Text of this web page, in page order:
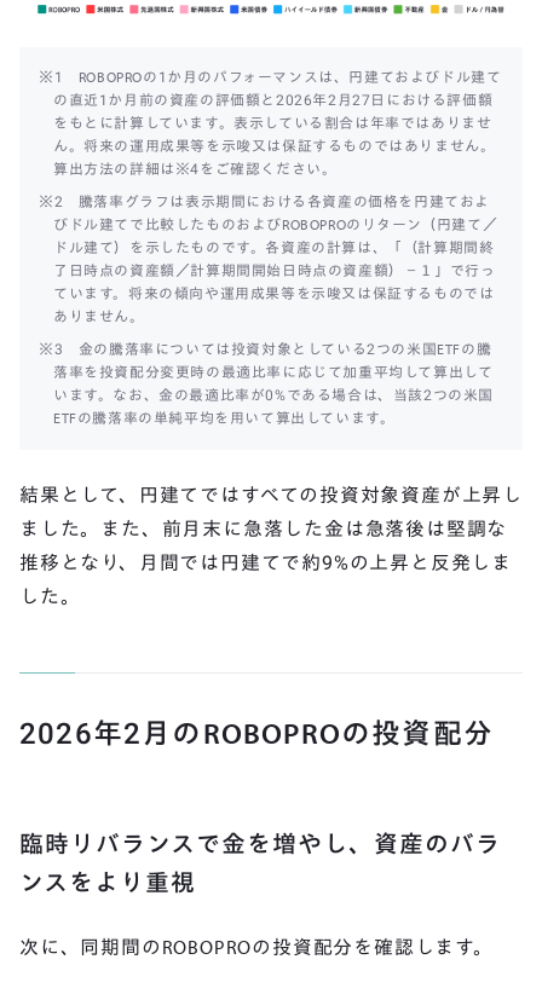
※1 ROBOPROの1か月のパフォーマンスは、円建ておよびドル建て
の直近1か月前の資産の評価額と2026年2月27日における評価額
をもとに計算しています。表示している割合は年率ではありませ
ん。将来の運用成果等を示唆又は保証するものではありません。
算出方法の詳細は※4をご確認ください。
※2 騰落率グラフは表示期間における各資産の価格を円建ておよ
びドル建てで比較したものおよびROBOPROのリターン（円建て／
ドル建て）を示したものです。各資産の計算は、「（計算期間終
了日時点の資産額／計算期間開始日時点の資産額）－１」で行っ
ています。将来の傾向や運用成果等を示唆又は保証するものでは
ありません。
※3 金の騰落率については投資対象としている2つの米国ETFの騰
落率を投資配分変更時の最適比率に応じて加重平均して算出して
います。なお、金の最適比率が0%である場合は、当該2つの米国
ETFの騰落率の単純平均を用いて算出しています。
結果として、円建てではすべての投資対象資産が上昇し
ました。また、前月末に急落した金は急落後は堅調な
推移となり、月間では円建てで約9%の上昇と反発しま
した。
2026年2月のROBOPROの投資配分
臨時リバランスで金を増やし、資産のバラ
ンスをより重視
次に、同期間のROBOPROの投資配分を確認します。